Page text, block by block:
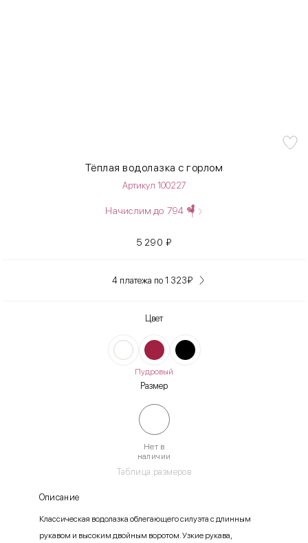
Тёплая водолазка с горлом
Артикул 100227
Начислим до 794
5 290₽
4 платежа по 1 323₽
Цвет
Пудровый
Размер
Таблица размеров
Нет в
наличии
Описание
Классическая водолазка облегающего силуэта с длинным
рукавом и высоким двойным воротом. Узкие рукава,